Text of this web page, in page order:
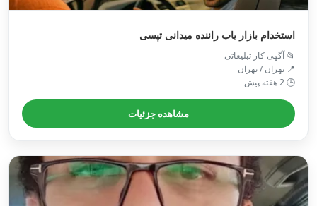
استخدام بازار یاب راننده میدانی تپسی
📂 آگهی کار تبلیغاتی
📍 تهران / تهران
🕒 2 هفته پیش
مشاهده جزئیات